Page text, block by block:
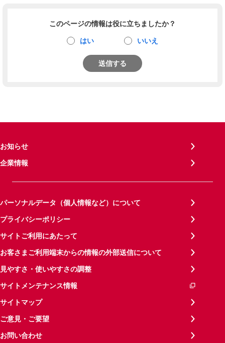
このページの情報は役に立ちましたか？
はい いいえ
送信する
お知らせ
企業情報
パーソナルデータ（個人情報など）について
プライバシーポリシー
サイトご利用にあたって
お客さまご利用端末からの情報の外部送信について
見やすさ・使いやすさの調整
サイトメンテナンス情報
サイトマップ
ご意見・ご要望
お問い合わせ